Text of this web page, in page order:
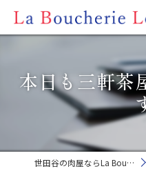
本日も三軒茶
世田谷の肉屋ならLa Boucherie Louis